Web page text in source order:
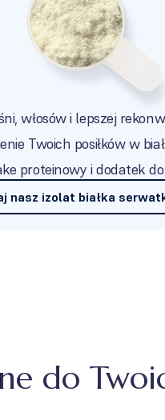
włosów i lepszej
Twoich posiłków w
proteinowy i dodatek do
nasz izolat białka
do